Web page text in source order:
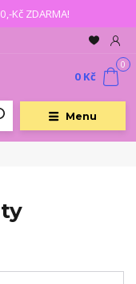
Kč ZDARMA!
Menu
0
0 Kč